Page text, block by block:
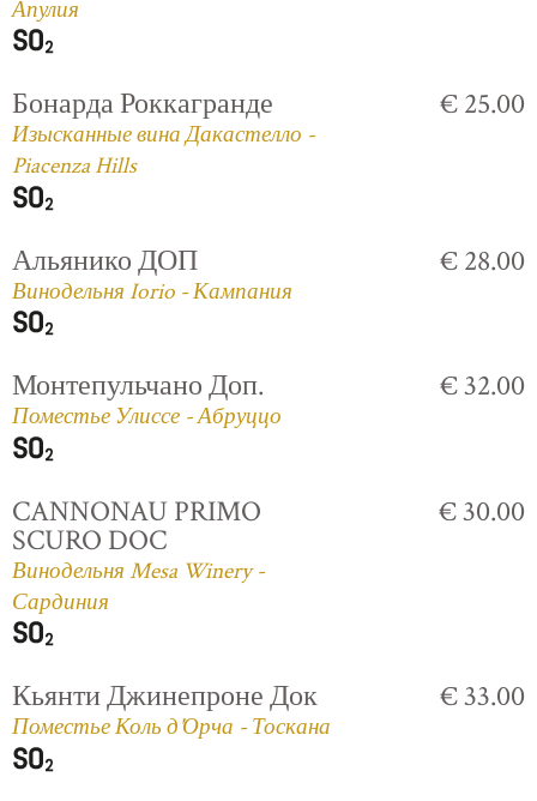
Апулия
Бонарда Роккагранде
Изысканные вина Дакастелло -
Piacenza Hills
€ 25.00
Альянико ДОП
Винодельня Iorio - Кампания
€ 28.00
Монтепульчано Доп.
Поместье Улиссе - Абруццо
€ 32.00
CANNONAU PRIMO
SCURO DOC
Винодельня Mesa Winery -
Сардиния
€ 30.00
Кьянти Джинепроне Док
Поместье Коль д'Орча - Тоскана
€ 33.00